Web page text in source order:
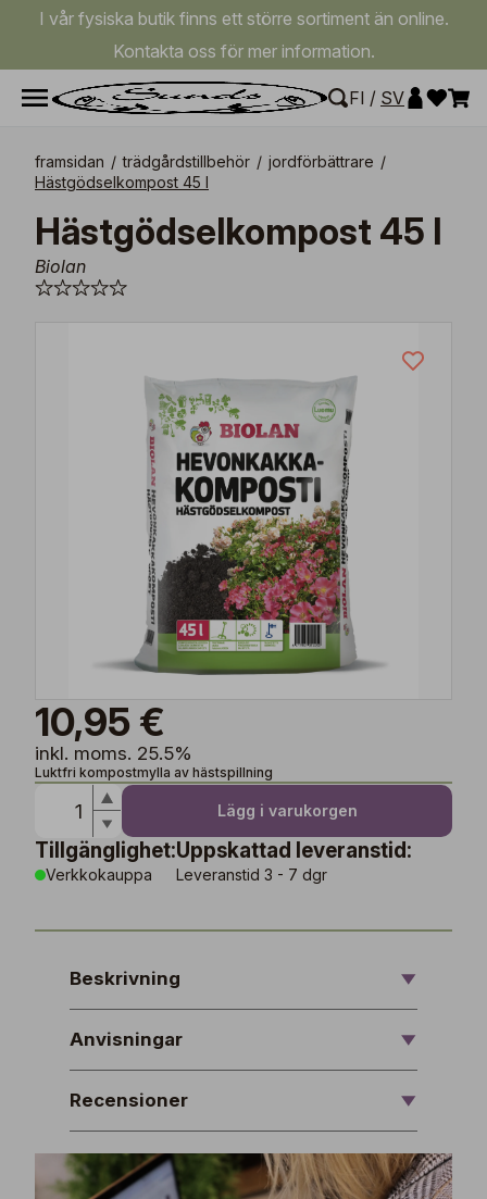
I vår fysiska butik finns ett större sortiment än online.
Kontakta oss för mer information.
FI / SV
framsidan / trädgårdstillbehör / jordförbättrare /
Hästgödselkompost 45 l
Hästgödselkompost 45 l
Biolan
10,95 €
inkl. moms. 25.5%
Luktfri kompostmylla av hästspillning
Lägg i varukorgen
Tillgänglighet:
Verkkokauppa
Uppskattad leveranstid:
Leveranstid 3 - 7 dgr
Beskrivning
Anvisningar
Recensioner